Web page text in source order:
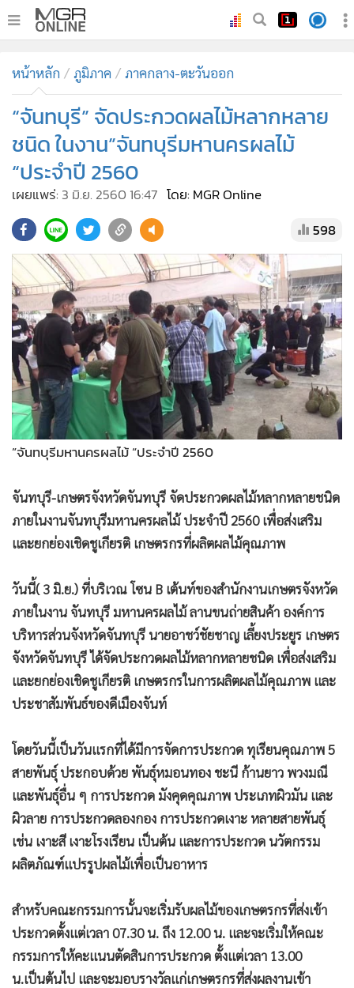
ทันเหตุการณ์
• ภาคใต้
ภูมิภาค
Online Section
บันเทิง
• คอลัมนิสต์
• ละคร
• CbizReview
• Cyber BIZ
• ผู้จัดกวน
Good health & Well-being
• Green Innovation & SD
• Management & HR
• MGR Live
• Infographic
• ท่องเที่ยว
• กีฬา
• ต่างประเทศ
Special Scoop
• เศรษฐกิจ-ธุรกิจ
จีน
•
ชุมชน-คุณภาพชีวิต
อาชญากรรม
• Motoring
• วิทยาศาสตร์
• SMEs
• หุ้น
• อินโดจีน
• กองทุนรวม
• Celeb Online
• ญี่ปุ่น
• News1
• Gotomanager
หน้าหลัก ภูมิภาค ภาคกลาง-ตะวันออก
“จันทบุรี” จัดประกวดผลไม้หลากหลาย
ชนิด ในงาน”จันทบุรีมหานครผลไม้
“ประจำปี 2560
เผยแพร่: 3 มิ.ย. 2560 16:47 โดย: MGR Online
598
”จันทบุรีมหานครผลไม้ “ประจำปี 2560
จันทบุรี-เกษตรจังหวัดจันทบุรี จัดประกวดผลไม้หลากหลายชนิด
ภายในงานจันทบุรีมหานครผลไม้ ประจำปี 2560 เพื่อส่งเสริม
และยกย่องเชิดชูเกียรติ เกษตรกรที่ผลิตผลไม้คุณภาพ
วันนี้( 3 มิ.ย.) ที่บริเวณ โซน B เต้นท์ของสำนักงานเกษตรจังหวัด
ภายในงาน จันทบุรี มหานครผลไม้ ลานขนถ่ายสินค้า องค์การ
บริหารส่วนจังหวัดจันทบุรี นายอาชว์ชัยชาญ เลี้ยงประยูร เกษตร
จังหวัดจันทบุรี ได้จัดประกวดผลไม้หลากหลายชนิด เพื่อส่งเสริม
และยกย่องเชิดชูเกียรติ เกษตรกรในการผลิตผลไม้คุณภาพ และ
ประชาสัมพันธ์ของดีเมืองจันท์
โดยวันนี้เป็นวันแรกที่ได้มีการจัดการประกวด ทุเรียนคุณภาพ 5
สายพันธุ์ ประกอบด้วย พันธุ์หมอนทอง ชะนี ก้านยาว พวงมณี
และพันธุ์อื่น ๆ การประกวด มังคุดคุณภาพ ประเภทผิวมัน และ
ผิวลาย การประกวดลองกอง การประกวดเงาะ หลายสายพันธุ์
เช่น เงาะสี เงาะโรงเรียน เป็นต้น และการประกวด นวัตกรรม
ผลิตภัณฑ์แปรรูปผลไม้เพื่อเป็นอาหาร
สำหรับคณะกรรมการนั้นจะเริ่มรับผลไม้ของเกษตรกรที่ส่งเข้า
ประกวดตั้งแต่เวลา 07.30 น. ถึง 12.00 น. และจะเริ่มให้คณะ
กรรมการให้คะแนนตัดสินการประกวด ตั้งแต่เวลา 13.00
น.เป็นต้นไป และจะมอบรางวัลแก่เกษตรกรที่ส่งผลงานเข้า